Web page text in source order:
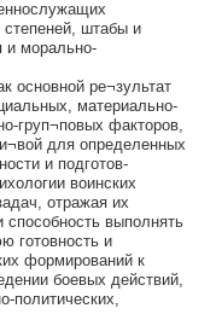
степеней, штабы и
и морально-
основной ре¬зультат
материально-
груп¬повых факторов,
для определенных
и подготов-
воинских
отражая их
способность выполнять
готовность и
формирований к
боевых действий,
политических,